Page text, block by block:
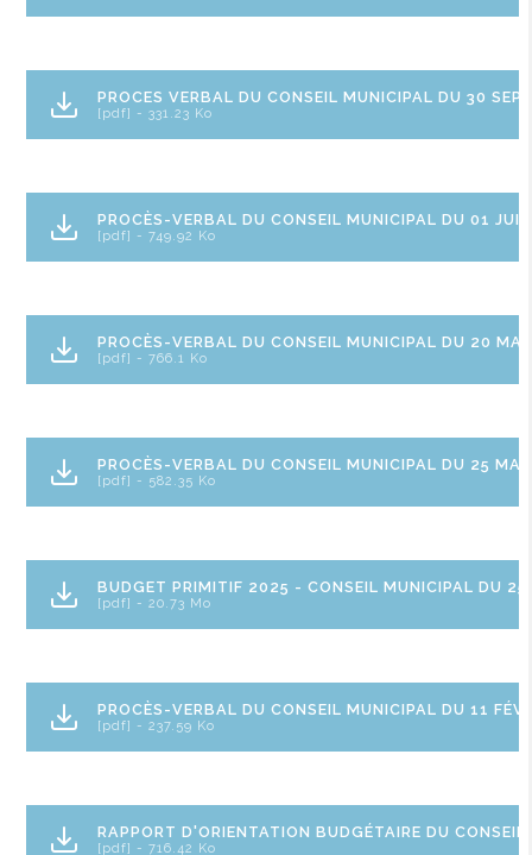
PROCES VERBAL DU CONSEIL MUNICIPAL DU 30
[pdf] - 331.23 Ko
PROCÈS-VERBAL DU CONSEIL MUNICIPAL DU 01
[pdf] - 749.92 Ko
PROCÈS-VERBAL DU CONSEIL MUNICIPAL DU 20
[pdf] - 766.1 Ko
PROCÈS-VERBAL DU CONSEIL MUNICIPAL DU 25
[pdf] - 582.35 Ko
BUDGET PRIMITIF 2025 - CONSEIL MUNICIPAL DU
[pdf] - 20.73 Mo
PROCÈS-VERBAL DU CONSEIL MUNICIPAL DU 11
[pdf] - 237.59 Ko
RAPPORT D'ORIENTATION BUDGÉTAIRE DU
[pdf] - 716.42 Ko